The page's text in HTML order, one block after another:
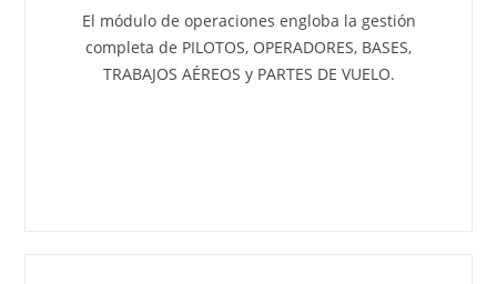
El módulo de operaciones engloba la gestión
completa de PILOTOS, OPERADORES, BASES,
TRABAJOS AÉREOS y PARTES DE VUELO.